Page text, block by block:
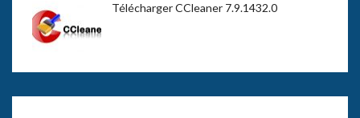
Télécharger CCleaner 7.9.1432.0